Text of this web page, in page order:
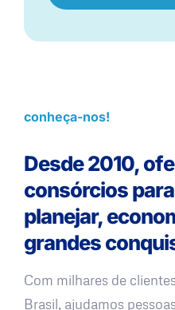
conheça-nos!
Desde 2010,
consórcios
planejar,
grandes
Com milhares de
Brasil, ajudamos